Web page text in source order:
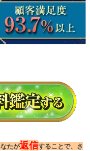
たが返信することで、さ